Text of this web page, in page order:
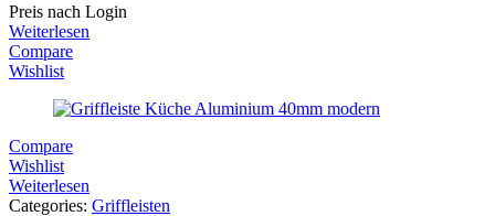
Preis nach Login
Weiterlesen
Compare
Wishlist
Compare
Wishlist
Weiterlesen
Categories: Griffleisten